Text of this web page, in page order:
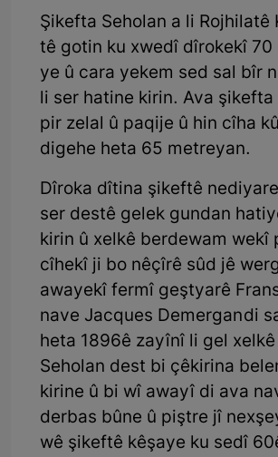
Şikefta Seholan a li Rojhilatê
tê gotin ku xwedî dîrokekî
ye û cara yekem sed sal bîr
li ser hatine kirin. Ava şikefta
pir zelal û paqije û hin cîha
digehe heta 65 metreyan.
Dîroka dîtina şikeftê
ser destê gelek gundan
kirin û xelkê berdewam wekî
cîhekî ji bo nêçîrê sûd jê
awayekî fermî geştyarê
nave Jacques Demergan di
heta 1896ê zayînî li gel
Seholan dest bi çêkirina
kirine û bi wî awayî di ava
derbas bûne û piştre jî
wê şikeftê kêşaye ku sedî